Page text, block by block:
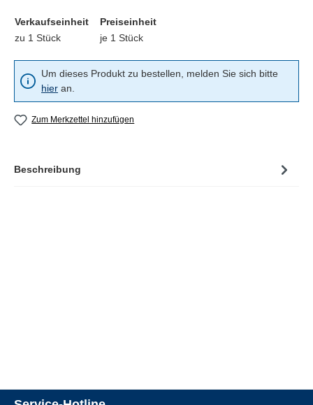
Verkaufseinheit
Preiseinheit
zu 1 Stück
je 1 Stück
Um dieses Produkt zu bestellen, melden Sie sich bitte
hier an.
Zum Merkzettel hinzufügen
Beschreibung